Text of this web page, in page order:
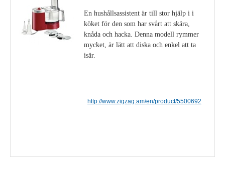
En hushållsassistent är till stor hjälp i i
köket för den som har svårt att skära,
knåda och hacka. Denna modell rymmer
mycket, är lätt att diska och enkel att ta
isär.
http://www.zigzag.am/en/product/5500692